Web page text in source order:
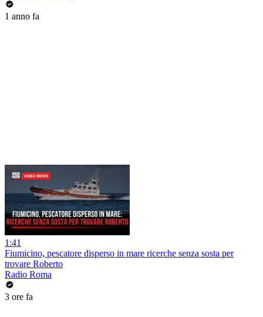
1 anno fa
1:41
Fiumicino, pescatore disperso in mare ricerche senza sosta per
trovare Roberto
Radio Roma
3 ore fa